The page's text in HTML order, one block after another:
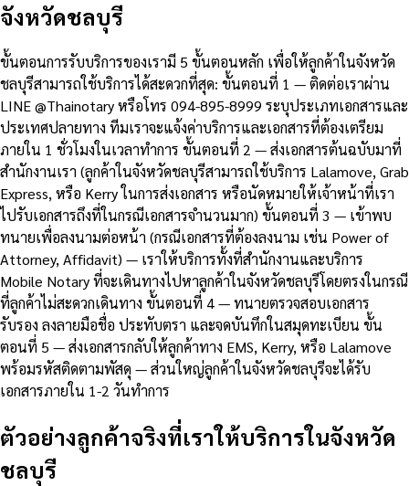
จังหวัดชลบุรี
ขั้นตอนการรับบริการของเรามี 5 ขั้นตอนหลัก เพื่อให้ลูกค้าในจังหวัด
ชลบุรีสามารถใช้บริการได้สะดวกที่สุด: ขั้นตอนที่ 1 — ติดต่อเราผ่าน
LINE @Thainotary หรือโทร 094-895-8999 ระบุประเภทเอกสารและ
ประเทศปลายทาง ทีมเราจะแจ้งค่าบริการและเอกสารที่ต้องเตรียม
ภายใน 1 ชั่วโมงในเวลาทำการ ขั้นตอนที่ 2 — ส่งเอกสารต้นฉบับมาที่
สำนักงานเรา (ลูกค้าในจังหวัดชลบุรีสามารถใช้บริการ Lalamove, Grab
Express, หรือ Kerry ในการส่งเอกสาร หรือนัดหมายให้เจ้าหน้าที่เรา
ไปรับเอกสารถึงที่ในกรณีเอกสารจำนวนมาก) ขั้นตอนที่ 3 — เข้าพบ
ทนายเพื่อลงนามต่อหน้า (กรณีเอกสารที่ต้องลงนาม เช่น Power of
Attorney, Affidavit) — เราให้บริการทั้งที่สำนักงานและบริการ
Mobile Notary ที่จะเดินทางไปหาลูกค้าในจังหวัดชลบุรีโดยตรงในกรณี
ที่ลูกค้าไม่สะดวกเดินทาง ขั้นตอนที่ 4 — ทนายตรวจสอบเอกสาร
รับรอง ลงลายมือชื่อ ประทับตรา และจดบันทึกในสมุดทะเบียน ขั้น
ตอนที่ 5 — ส่งเอกสารกลับให้ลูกค้าทาง EMS, Kerry, หรือ Lalamove
พร้อมรหัสติดตามพัสดุ — ส่วนใหญ่ลูกค้าในจังหวัดชลบุรีจะได้รับ
เอกสารภายใน 1-2 วันทำการ
ตัวอย่างลูกค้าจริงที่เราให้บริการในจังหวัด
ชลบุรี